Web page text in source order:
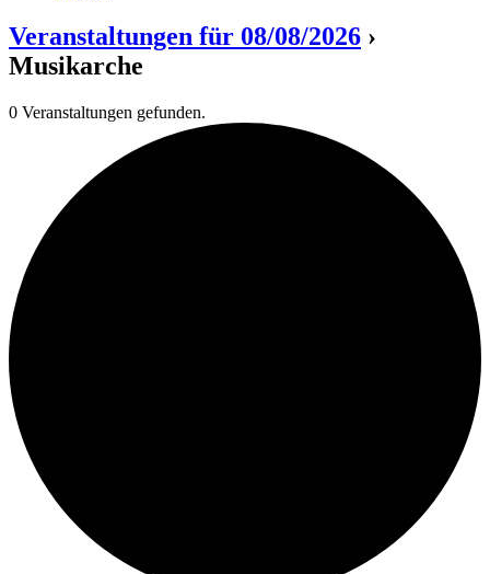
Veranstaltungen für 08/08/2026 ›
Musikarche
0 Veranstaltungen gefunden.